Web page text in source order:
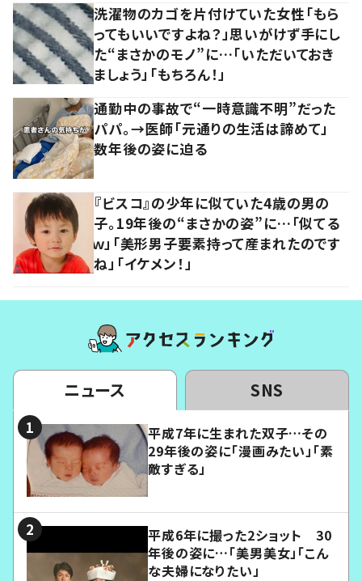
洗濯物のカゴを片付けていた女性「もら
ってもいいですよね？」思いがけず手にし
た“まさかのモノ”に…「いただいておき
ましょう」「もちろん！」
通勤中の事故で“一時意識不明”だった
パパ。→医師「元通りの生活は諦めて」
数年後の姿に迫る
『ビスコ』の少年に似ていた4歳の男の
子。19年後の“まさかの姿”に…「似てる
ｗ」「美形男子要素持って産まれたのです
ね」「イケメン！」
ニュース SNS
平成7年に生まれた双子…その
29年後の姿に「漫画みたい」「素
敵すぎる」
平成6年に撮った2ショット 30
年後の姿に…「美男美女」「こん
な夫婦になりたい」